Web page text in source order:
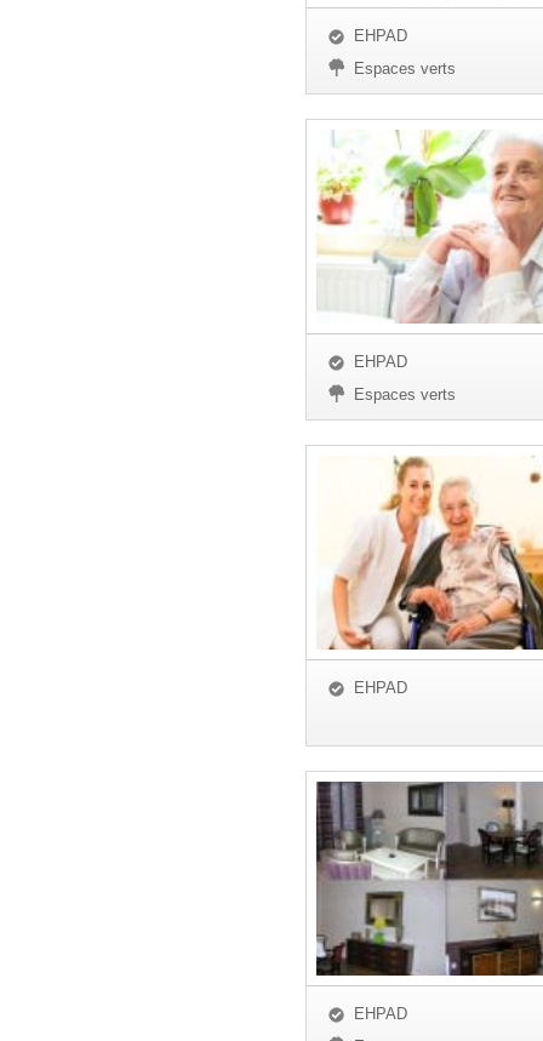
EHPAD
Espaces verts
EHPAD
Espaces verts
EHPAD
EHPAD